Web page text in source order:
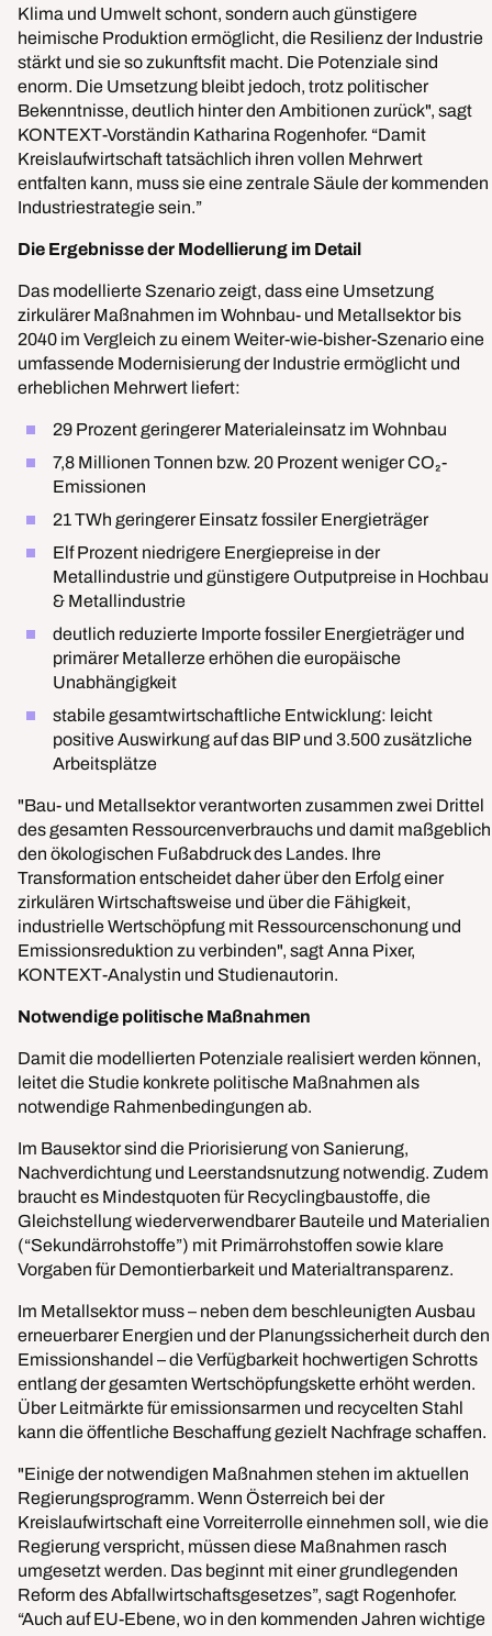
Klima und Umwelt schont, sondern auch günstigere
heimische Produktion ermöglicht, die Resilienz der Industrie
stärkt und sie so zukunftsfit macht. Die Potenziale sind
enorm. Die Umsetzung bleibt jedoch, trotz politischer
Bekenntnisse, deutlich hinter den Ambitionen zurück", sagt
KONTEXT-Vorständin Katharina Rogenhofer. “Damit
Kreislaufwirtschaft tatsächlich ihren vollen Mehrwert
entfalten kann, muss sie eine zentrale Säule der kommenden
Industriestrategie sein.”
Die Ergebnisse der Modellierung im Detail
Das modellierte Szenario zeigt, dass eine Umsetzung
zirkulärer Maßnahmen im Wohnbau- und Metallsektor bis
2040 im Vergleich zu einem Weiter-wie-bisher-Szenario eine
umfassende Modernisierung der Industrie ermöglicht und
erheblichen Mehrwert liefert:
29 Prozent geringerer Materialeinsatz im Wohnbau
7,8 Millionen Tonnen bzw. 20 Prozent weniger CO₂-
Emissionen
21 TWh geringerer Einsatz fossiler Energieträger
Elf Prozent niedrigere Energiepreise in der
Metallindustrie und günstigere Outputpreise in Hochbau
& Metallindustrie
deutlich reduzierte Importe fossiler Energieträger und
primärer Metallerze erhöhen die europäische
Unabhängigkeit
stabile gesamtwirtschaftliche Entwicklung: leicht
positive Auswirkung auf das BIP und 3.500 zusätzliche
Arbeitsplätze
"Bau- und Metallsektor verantworten zusammen zwei Drittel
des gesamten Ressourcenverbrauchs und damit maßgeblich
den ökologischen Fußabdruck des Landes. Ihre
Transformation entscheidet daher über den Erfolg einer
zirkulären Wirtschaftsweise und über die Fähigkeit,
industrielle Wertschöpfung mit Ressourcenschonung und
Emissionsreduktion zu verbinden", sagt Anna Pixer,
KONTEXT-Analystin und Studienautorin.
Notwendige politische Maßnahmen
Damit die modellierten Potenziale realisiert werden können,
leitet die Studie konkrete politische Maßnahmen als
notwendige Rahmenbedingungen ab.
Im Bausektor sind die Priorisierung von Sanierung,
Nachverdichtung und Leerstandsnutzung notwendig. Zudem
braucht es Mindestquoten für Recyclingbaustoffe, die
Gleichstellung wiederverwendbarer Bauteile und Materialien
(“Sekundärrohstoffe”) mit Primärrohstoffen sowie klare
Vorgaben für Demontierbarkeit und Materialtransparenz.
Im Metallsektor muss – neben dem beschleunigten Ausbau
erneuerbarer Energien und der Planungssicherheit durch den
Emissionshandel – die Verfügbarkeit hochwertigen Schrotts
entlang der gesamten Wertschöpfungskette erhöht werden.
Über Leitmärkte für emissionsarmen und recycelten Stahl
kann die öffentliche Beschaffung gezielt Nachfrage schaffen.
"Einige der notwendigen Maßnahmen stehen im aktuellen
Regierungsprogramm. Wenn Österreich bei der
Kreislaufwirtschaft eine Vorreiterrolle einnehmen soll, wie die
Regierung verspricht, müssen diese Maßnahmen rasch
umgesetzt werden. Das beginnt mit einer grundlegenden
Reform des Abfallwirtschaftsgesetzes”, sagt Rogenhofer.
“Auch auf EU-Ebene, wo in den kommenden Jahren wichtige